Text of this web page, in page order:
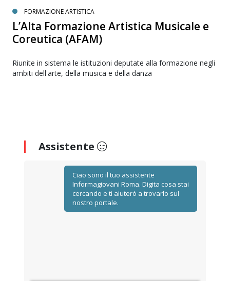
FORMAZIONE ARTISTICA
L’Alta Formazione Artistica Musicale e
Coreutica (AFAM)
Riunite in sistema le istituzioni deputate alla formazione negli
ambiti dell'arte, della musica e della danza
Assistente
Ciao sono il tuo assistente
Informagiovani Roma. Digita cosa stai
cercando e ti aiuterò a trovarlo sul
nostro portale.